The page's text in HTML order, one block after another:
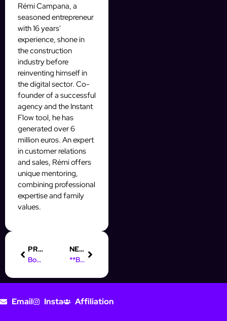
Rémi Campana, a
seasoned entrepreneur
with 16 years'
experience, shone in
the construction
industry before
reinventing himself in
the digital sector. Co-
founder of a successful
agency and the Instant
Flow tool, he has
generated over 6
million euros. An expert
in customer relations
and sales, Rémi offers
unique mentoring,
combining professional
expertise and family
values.
PREVIOUS
Boost Conversions with Instagram Automation Using InstantFlow
NEXT
**Boost E-Commerce Sales with Instagram & Facebook Automation** This title ties the keyword (e-commerce funnel optimization) to your site’s context (Instagram, Facebook, automation, and prospecting), making it relevant and engaging for your audience.
Email Insta Affiliation